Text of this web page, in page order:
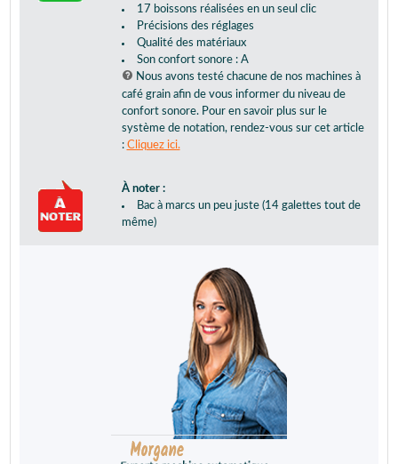
17 boissons réalisées en un seul clic
Précisions des réglages
Qualité des matériaux
Son confort sonore : A
Nous avons testé chacune de nos machines à
café grain afin de vous informer du niveau de
confort sonore. Pour en savoir plus sur le
système de notation, rendez-vous sur cet article
: Cliquez ici.
À noter :
Bac à marcs un peu juste (14 galettes tout de
même)